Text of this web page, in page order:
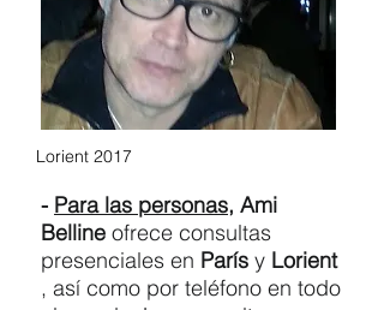
Lorient 2017
- Para las personas, Ami
Belline ofrece consultas
presenciales en París y Lorient
, así como por teléfono en todo